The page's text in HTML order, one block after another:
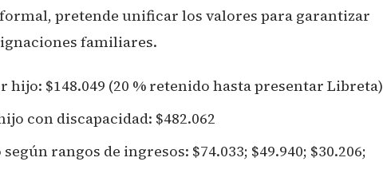
pretende unificar los valores para garantizar
familiares.
hijo: $148.049 (20 % retenido hasta presentar Libreta)
con discapacidad: $482.062
rangos de ingresos: $74.033; $49.940; $30.206;